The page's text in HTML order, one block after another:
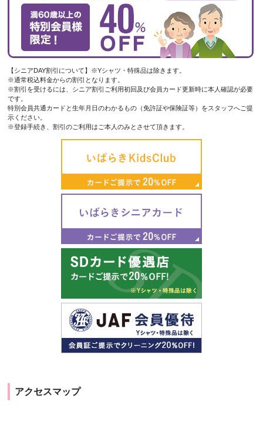
【シニアDAY割引について】※Yシャツ・特殊品は除きます。
※通常税込料金からの割引となります。
※割引を受けるには、シニア割引ご利用初回及び会員カード更新時に本人確認が必要
です。
特別会員共通カードと生年月日のわかるもの（免許証や保険証等）をスタッフへご提
示ください。
※登録手続き、割引のご利用はご本人のみとさせて頂きます。
アクセスマップ